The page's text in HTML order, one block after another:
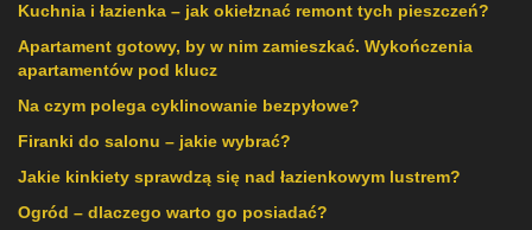
Kuchnia i łazienka – jak okiełznać remont tych pieszczeń?
Apartament gotowy, by w nim zamieszkać. Wykończenia
apartamentów pod klucz
Na czym polega cyklinowanie bezpyłowe?
Firanki do salonu – jakie wybrać?
Jakie kinkiety sprawdzą się nad łazienkowym lustrem?
Ogród – dlaczego warto go posiadać?